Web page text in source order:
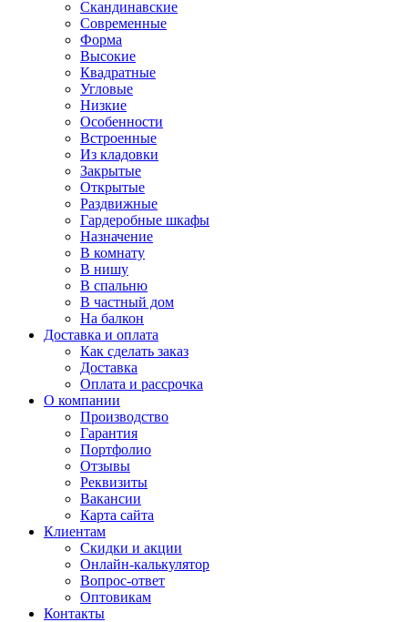
Скандинавские
Современные
Форма
Высокие
Квадратные
Угловые
Низкие
Особенности
Встроенные
Из кладовки
Закрытые
Открытые
Раздвижные
Гардеробные шкафы
Назначение
В комнату
В нишу
В спальню
В частный дом
На балкон
Доставка и оплата
Как сделать заказ
Доставка
Оплата и рассрочка
О компании
Производство
Гарантия
Портфолио
Отзывы
Реквизиты
Вакансии
Карта сайта
Клиентам
Скидки и акции
Онлайн-калькулятор
Вопрос-ответ
Оптовикам
Контакты